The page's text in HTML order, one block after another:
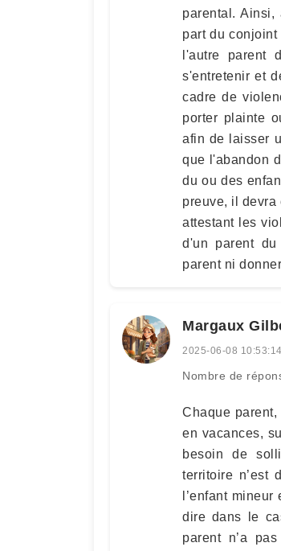
parental.
part du
l'autre parent
s'entretenir et
cadre de
porter plainte
afin de laisser
que l'abandon
du ou des
preuve, il devra
attestant les
d'un parent
parent ni
Margaux
2025-06-08 10:53:14
Nombre de
Chaque
en vacances,
besoin de
territoire n’est
l’enfant
dire dans le
parent n’a